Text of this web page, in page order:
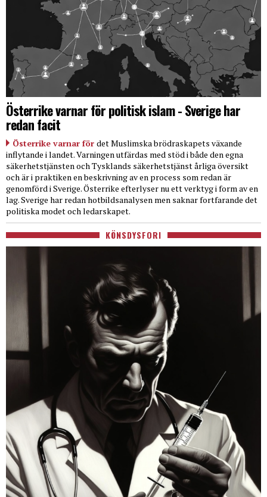
Österrike varnar för politisk islam - Sverige har
redan facit
Österrike varnar för det Muslimska brödraskapets växande
inflytande i landet. Varningen utfärdas med stöd i både den egna
säkerhetstjänsten och Tysklands säkerhetstjänst årliga översikt
och är i praktiken en beskrivning av en process som redan är
genomförd i Sverige. Österrike efterlyser nu ett verktyg i form av en
lag. Sverige har redan hotbildsanalysen men saknar fortfarande det
politiska modet och ledarskapet.
KÖNSDYSFORI